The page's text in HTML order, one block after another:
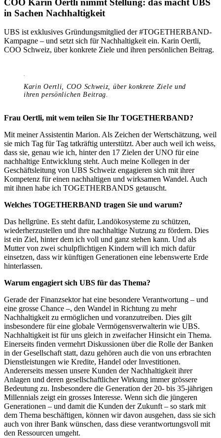
in Sachen Nachhaltigkeit
UBS ist exklusives Gründungsmitglied der #TOGETHERBAND-
Kampagne – und setzt sich für Nachhaltigkeit ein. Karin Oertli,
COO Schweiz, über konkrete Ziele und ihren persönlichen Beitrag.
Karin Oertli, COO Schweiz, über konkrete Ziele und
ihren persönlichen Beitrag.
Frau Oertli, mit wem teilen Sie Ihr TOGETHERBAND?
Mit meiner Assistentin Marion. Als Zeichen der Wertschätzung, weil
sie mich Tag für Tag tatkräftig unterstützt. Aber auch weil ich weiss,
dass sie, genau wie ich, hinter den 17 Zielen der UNO für eine
nachhaltige Entwicklung steht. Auch meine Kollegen in der
Geschäftsleitung von UBS Schweiz engagieren sich mit ihrer
Kompetenz für einen nachhaltigen und wirksamen Wandel. Auch
mit ihnen habe ich TOGETHERBANDS getauscht.
Welches TOGETHERBAND tragen Sie und warum?
Das hellgrüne. Es steht dafür, Landökosysteme zu schützen,
wiederherzustellen und ihre nachhaltige Nutzung zu fördern. Dies
ist ein Ziel, hinter dem ich voll und ganz stehen kann. Und als
Mutter von zwei schulpflichtigen Kindern will ich mich dafür
einsetzen, dass wir künftigen Generationen eine lebenswerte Erde
hinterlassen.
Warum engagiert sich UBS für das Thema?
Gerade der Finanzsektor hat eine besondere Verantwortung – und
eine grosse Chance –, den Wandel in Richtung zu mehr
Nachhaltigkeit zu ermöglichen und voranzutreiben. Dies gilt
insbesondere für eine globale Vermögensverwalterin wie UBS.
Nachhaltigkeit ist für uns gleich in zweifacher Hinsicht ein Thema.
Einerseits finden vermehrt Diskussionen über die Rolle der Banken
in der Gesellschaft statt, dazu gehören auch die von uns erbrachten
Dienstleistungen wie Kredite, Handel oder Investitionen.
Andererseits messen unsere Kunden der Nachhaltigkeit ihrer
Anlagen und deren gesellschaftlicher Wirkung immer grössere
Bedeutung zu. Insbesondere die Generation der 20- bis 35-jährigen
Millennials zeigt ein grosses Interesse. Wenn sich die jüngeren
Generationen – und damit die Kunden der Zukunft – so stark mit
dem Thema beschäftigen, können wir davon ausgehen, dass sie sich
auch von ihrer Bank wünschen, dass diese verantwortungsvoll mit
den Ressourcen umgeht.